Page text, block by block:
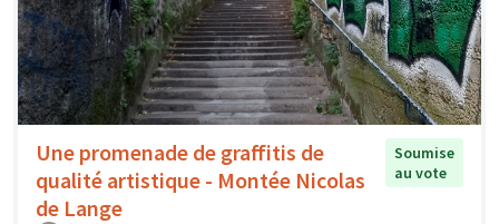
Une promenade de graffitis de
qualité artistique - Montée Nicolas
de Lange
Soumise
au vote